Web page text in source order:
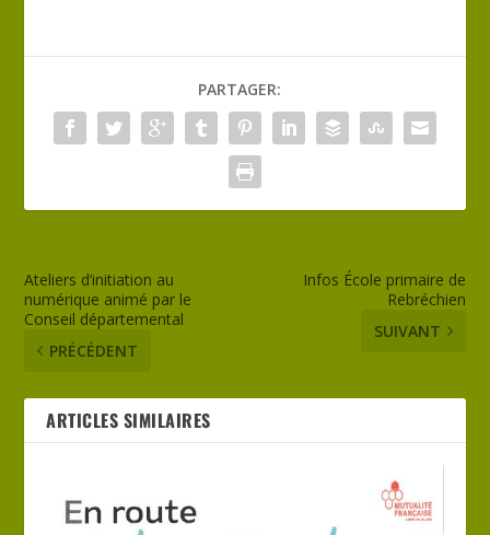
PARTAGER:
Ateliers d’initiation au
numérique animé par le
Conseil départemental
PRÉCÉDENT
Infos École primaire de
Rebréchien
SUIVANT
ARTICLES SIMILAIRES